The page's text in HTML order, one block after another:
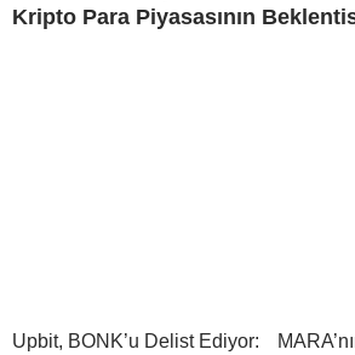
Kripto Para Piyasasının
Upbit, BONK’u Delist Ediyor: